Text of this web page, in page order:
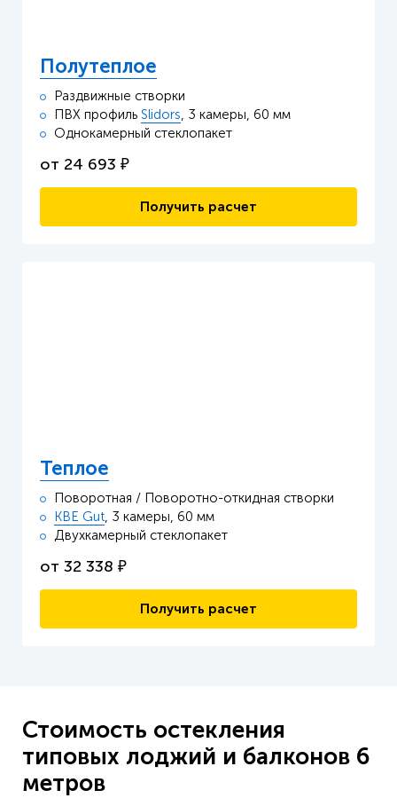
Полутеплое
Раздвижные створки
ПВХ профиль Slidors, 3 камеры, 60 мм
Однокамерный стеклопакет
Получить расчет
от 24 693 ₽
Теплое
Поворотная / Поворотно-откидная створки
KBE Gut, 3 камеры, 60 мм
Двухкамерный стеклопакет
Получить расчет
от 32 338 ₽
Стоимость остекления
типовых лоджий и балконов 6
метров